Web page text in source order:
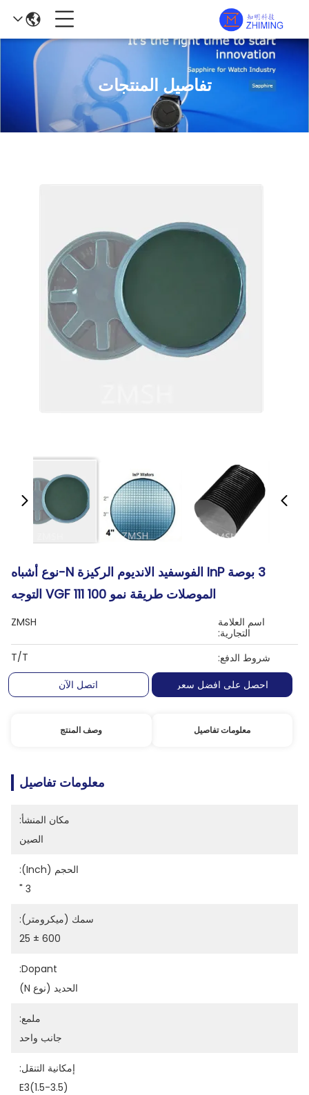
تفاصيل المنتجات
3 بوصة InP الفوسفيد الانديوم الركيزة N-نوع أشباه
الموصلات طريقة نمو VGF 111 100 التوجه
اسم العلامة
التجارية:
ZMSH
شروط الدفع:
T/T
احصل على افضل سعر
اتصل الآن
معلومات تفاصيل وصف المنتج
معلومات تفاصيل
مكان المنشأ:
الصين
الحجم (inch):
3 "
سمك (ميكرومتر):
600 ± 25
Dopant:
الحديد (نوع N)
ملمع:
جانب واحد
إمكانية التنقل:
(1.5-3.5)E3